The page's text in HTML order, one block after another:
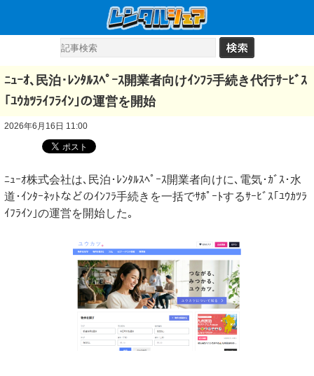
ﾆｭｰｵ､民泊･ﾚﾝﾀﾙｽﾍﾟｰｽ開業者向けｲﾝﾌﾗ手続き代行ｻｰﾋﾞｽ
｢ﾕｳｶﾂﾗｲﾌﾗｲﾝ｣の運営を開始
2026年6月16日 11:00
ﾆｭｰｵ株式会社は､民泊･ﾚﾝﾀﾙｽﾍﾟｰｽ開業者向けに､電気･ｶﾞｽ･水
道･ｲﾝﾀｰﾈｯﾄなどのｲﾝﾌﾗ手続きを一括でｻﾎﾟｰﾄするｻｰﾋﾞｽ｢ﾕｳｶﾂﾗ
ｲﾌﾗｲﾝ｣の運営を開始した｡